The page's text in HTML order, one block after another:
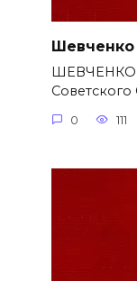
ШЕВЧЕНКО
0 111